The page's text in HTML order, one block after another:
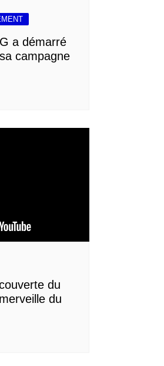
a démarré
campagne
du
du